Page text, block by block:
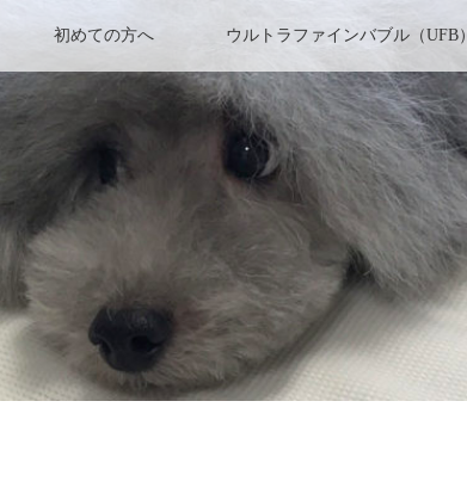
初めての方へ ウルトラファインバブル（UFB）